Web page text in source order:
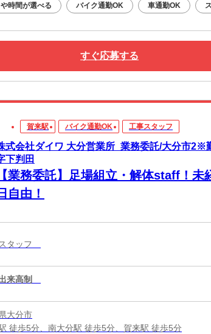
時間が選べる バイク通勤OK 車通勤OK
すぐ応募する
賀来駅 バイク通勤OK 工事スタッフ
式会社ダイワ 大分営業所_業務委託/大分市2※
下判田
【業務委託】足場組立・解体staff！
自由！
タッフ
来高制
大分市
徒歩5分、南大分駅 徒歩5分、賀来駅 徒歩5分